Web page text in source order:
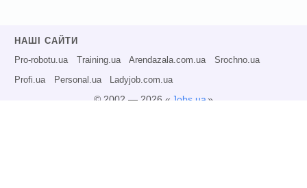
НАШІ САЙТИ
Pro-robotu.ua Training.ua Arendazala.com.ua Srochno.ua
Profi.ua Personal.ua Ladyjob.com.ua
© 2002 — 2026 « Jobs.ua»